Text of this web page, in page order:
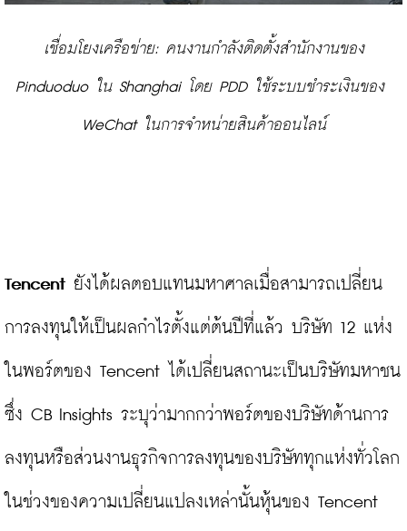
เชื่อมโยงเครือข่าย: คนงานกำลังติดตั้งสำนักงานของ
Pinduoduo ใน Shanghai โดย PDD ใช้ระบบชำระเงินของ
WeChat ในการจำหน่ายสินค้าออนไลน์
Tencent ยังได้ผลตอบแทนมหาศาลเมื่อสามารถเปลี่ยน
การลงทุนให้เป็นผลกำไรตั้งแต่ต้นปีที่แล้ว บริษัท 12 แห่ง
ในพอร์ตของ Tencent ได้เปลี่ยนสถานะเป็นบริษัทมหาชน
ซึ่ง CB Insights ระบุว่ามากกว่าพอร์ตของบริษัทด้านการ
ลงทุนหรือส่วนงานธุรกิจการลงทุนของบริษัททุกแห่งทั่วโลก
ในช่วงของความเปลี่ยนแปลงเหล่านั้นหุ้นของ Tencent